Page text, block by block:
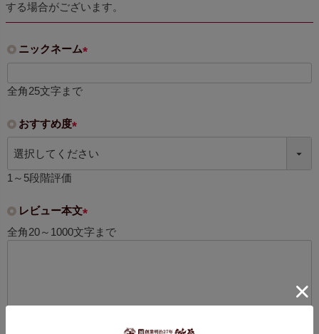
する場合がございます。
ニックネーム
必
全角25文字まで
おすすめ度
必
1～5段階評価
レビュー本文
(
全角20～1000文字まで